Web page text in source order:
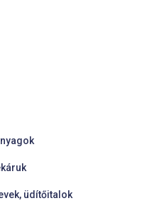
üdítőitalok